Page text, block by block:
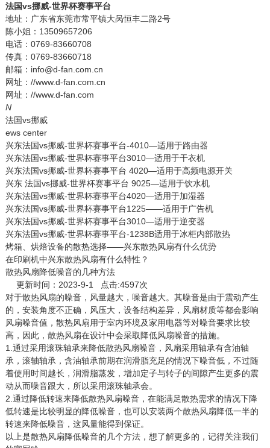
法国vs挪威-世界杯赛事平台
地址：广东省东莞市常平镇大呙恒丰二路2号
陈小姐：13509657206
电话：0769-83660708
传真：0769-83660718
邮箱：info@d-fan.com.cn
网址：//www.d-fan.com.cn
网址：//www.d-fan.com
N
法国vs挪威
ews center
兴东法国vs挪威-世界杯赛事平台-4010—适用于路由器
兴东法国vs挪威-世界杯赛事平台3010—适用于干衣机
兴东法国vs挪威-世界杯赛事平台 4020—适用于高频电源开关
兴东 法国vs挪威-世界杯赛事平台 9025—适用于饮水机
兴东法国vs挪威-世界杯赛事平台4020—适用于加湿器
兴东法国vs挪威-世界杯赛事平台1225——适用于广告机
兴东法国vs挪威-世界杯赛事平台3010—适用于逆变器
兴东法国vs挪威-世界杯赛事平台-1238B适用于冰柜内部散热
烤箱、烘焙设备的散热选择——兴东散热风扇有什么优势
在印刷机中兴东散热风扇有什么特性？
散热风扇降低噪音的几种方法
更新时间：2023-9-1 点击:4597次
对于散热风扇的噪音，风量越大，噪音越大。其噪音是由于震动产生
的，安装角度不正确，风压大，设备结构差异，风扇材质等都会影响
风扇噪音值，散热风扇用于室内环境及家用电器等对噪音要求比较
高，因此，散热风扇在设计中会采取降低风扇噪音的措施。
1.通过采用滚珠轴承来降低散热风扇噪音，风扇采用轴承有含油轴
承，滚轴轴承，含油轴承前期在润滑脂充足的情况下噪音低，不过随
着使用时间越长，润滑脂蒸发，增加定子与转子的间隙产生更多的震
动从而噪音跟大，所以采用滚珠轴承会。
2.通过降低转速来降低散热风扇噪音，在能满足散热需求的情况下降
低转速是比较明显的降低噪音，也可以安装两个散热风扇降低一半的
转速来降低噪音，这风量能得到保证。
以上是散热风扇降低噪音的几个方法，想了解更多的，记得关注我们